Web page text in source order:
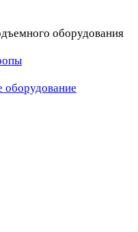
оборудования
оборудование